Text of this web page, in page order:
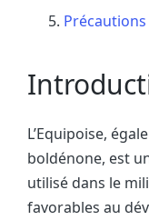
Précautions
L’Equipoise,
boldénone, est
utilisé dans le
favorables au